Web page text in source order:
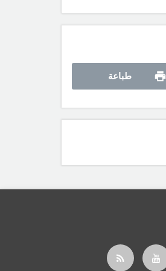
طباعة